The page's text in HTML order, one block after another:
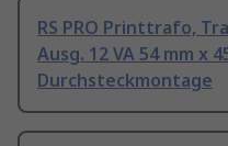
RS PRO Printtrafo,
Ausg. 12 VA 54 mm x
Durchsteckmontage